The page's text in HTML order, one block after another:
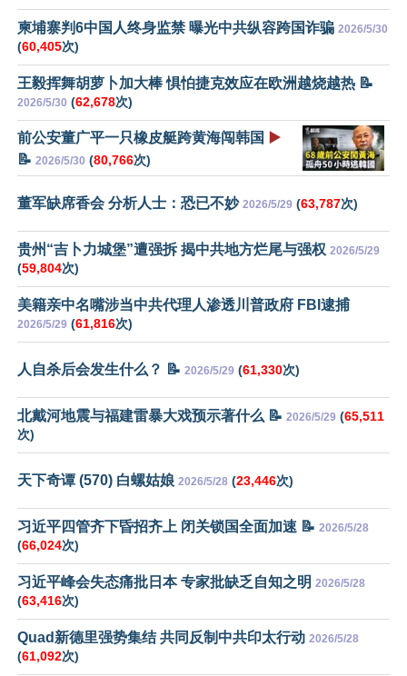
柬埔寨判6中国人终身监禁 曝光中共纵容跨国诈骗 2026/5/30
(60,405次)
王毅挥舞胡萝卜加大棒 惧怕捷克效应在欧洲越烧越热 📝
2026/5/30 (62,678次)
前公安董广平一只橡皮艇跨黄海闯韩国 ▶️
📝 2026/5/30 (80,766次)
董军缺席香会 分析人士：恐已不妙 2026/5/29 (63,787次)
贵州“吉卜力城堡”遭强拆 揭中共地方烂尾与强权 2026/5/29
(59,804次)
美籍亲中名嘴涉当中共代理人渗透川普政府 FBI逮捕
2026/5/29 (61,816次)
人自杀后会发生什么？ 📝 2026/5/29 (61,330次)
北戴河地震与福建雷暴大戏预示著什么 📝 2026/5/29 (65,511
次)
天下奇谭 (570) 白螺姑娘 2026/5/28 (23,446次)
习近平四管齐下昏招齐上 闭关锁国全面加速 📝 2026/5/28
(66,024次)
习近平峰会失态痛批日本 专家批缺乏自知之明 2026/5/28
(63,416次)
Quad新德里强势集结 共同反制中共印太行动 2026/5/28
(61,092次)